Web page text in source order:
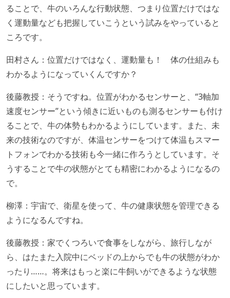
ることで、牛のいろんな行動状態、つまり位置だけではな
く運動量なども把握していこうという試みをやっていると
ころです。
田村さん：位置だけではなく、運動量も！ 体の仕組みも
わかるようになっていくんですか？
後藤教授：そうですね。位置がわかるセンサーと、“3軸加
速度センサー”という傾きに近いものも測るセンサーも付け
ることで、牛の体勢もわかるようにしています。また、未
来の技術なのですが、体温センサーをつけて体温もスマー
トフォンでわかる技術も今一緒に作ろうとしています。そ
うすることで牛の状態がとても精密にわかるようになるの
で。
柳澤：宇宙で、衛星を使って、牛の健康状態を管理できる
ようになるんですね。
後藤教授：家でくつろいで食事をしながら、旅行しなが
ら、はたまた入院中にベッドの上からでも牛の状態がわか
ったり……。将来はもっと楽に牛飼いができるような状態
にしたいと思っています。